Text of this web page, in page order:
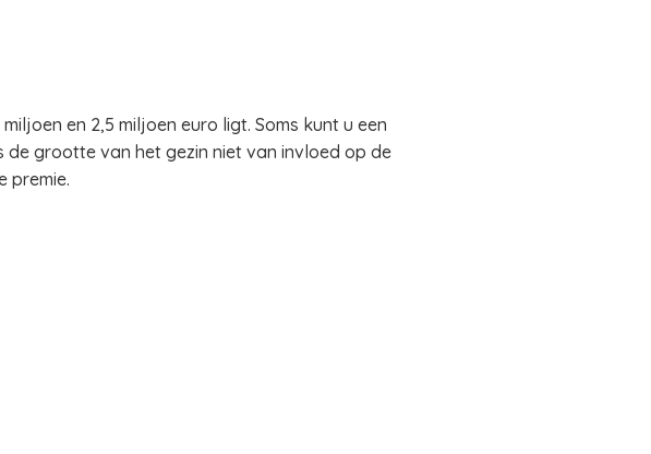
en 2,5 miljoen euro ligt. Soms kunt u een
de grootte van het gezin niet van invloed op de
premie.